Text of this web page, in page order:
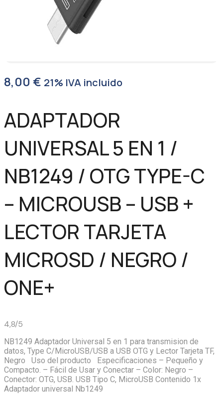
8,00 € 21% IVA incluido
ADAPTADOR
UNIVERSAL 5 EN 1 /
NB1249 / OTG TYPE-C
– MICROUSB – USB +
LECTOR TARJETA
MICROSD / NEGRO /
ONE+
4,8/5
NB1249 Adaptador Universal 5 en 1 para transmision de
datos, Type C/MicroUSB/USB a USB OTG y Lector Tarjeta TF,
Negro Uso del producto Especificaciones – Pequeño y
Compacto. – Fácil de Usar y Conectar – Color: Negro –
Conector: OTG, USB. USB Tipo C, MicroUSB Contenido 1x
Adaptador universal Nb1249